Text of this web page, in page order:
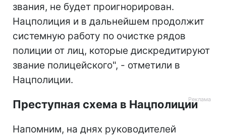
звания, не будет проигнорирован.
Нацполиция и в дальнейшем продолжит
системную работу по очистке рядов
полиции от лиц, которые дискредитируют
звание полицейского", - отметили в
Нацполиции.
Преступная схема в Нацполиции
Напомним, на днях руководителей